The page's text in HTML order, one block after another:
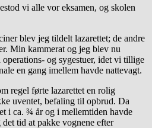
vi alle vor eksamen, og skolen
blev jeg tildelt lazarettet; de andre
Min kammerat og jeg blev nu
og sygestuer, idet vi tillige
en gang imellem havde nattevagt.
regel førte lazarettet en rolig
uventet, befaling til opbrud. Da
i ca. ¾ år og i mellemtiden havde
tid at pakke vognene efter